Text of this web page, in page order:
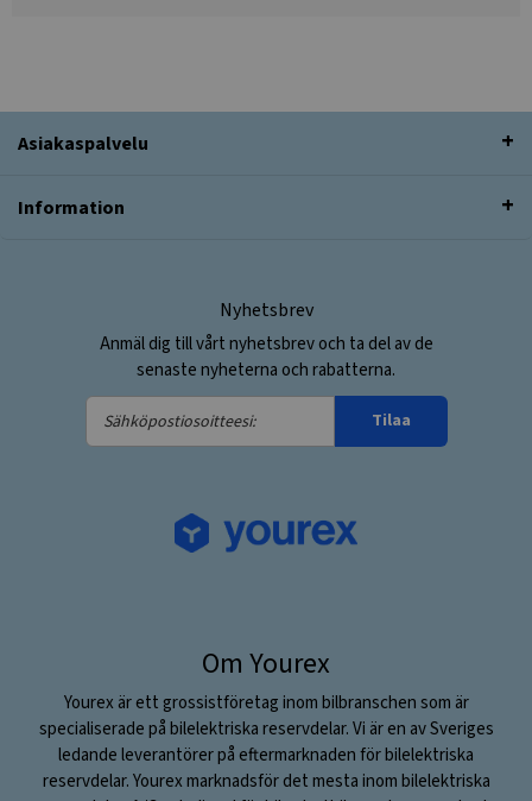
Asiakaspalvelu
Information
Nyhetsbrev
Anmäl dig till vårt nyhetsbrev och ta del av de
senaste nyheterna och rabatterna.
Sähköpostiosoitteesi:
Tilaa
Om Yourex
Yourex är ett grossistföretag inom bilbranschen som är
specialiserade på bilelektriska reservdelar. Vi är en av Sveriges
ledande leverantörer på eftermarknaden för bilelektriska
reservdelar. Yourex marknadsför det mesta inom bilelektriska